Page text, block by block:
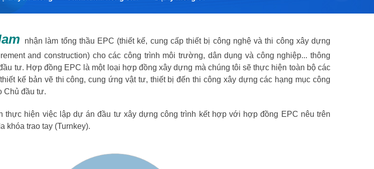
nhận làm tổng thầu EPC (thiết kế, cung cấp thiết bị công nghệ và thi công xây dựng
and construction) cho các công trình môi trường, dân dụng và công nghiệp... thông
tư. Hợp đồng EPC là một loại hợp đồng xây dựng mà chúng tôi sẽ thực hiện toàn bộ các
kế bản vẽ thi công, cung ứng vật tư, thiết bị đến thi công xây dựng các hạng mục công
Chủ đầu tư.
hiện việc lập dự án đầu tư xây dựng công trình kết hợp với hợp đồng EPC nêu trên
khóa trao tay (Turnkey).